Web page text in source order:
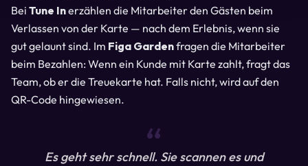
Bei Tune Inerzählen die Mitarbeiter den Gästen beim
Verlassen von der Karte — nach dem Erlebnis, wenn sie
gut gelaunt sind. Im Figa Gardenfragen die Mitarbeiter
beim Bezahlen: Wenn ein Kunde mit Karte zahlt, fragt das
Team, ob er die Treuekarte hat. Falls nicht, wird auf den
QR-Code hingewiesen.
“
Es geht sehr schnell. Sie scannen es und